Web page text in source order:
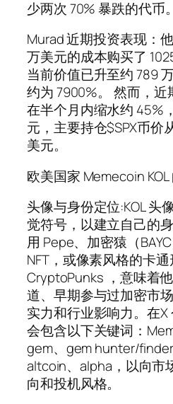
少两次 70% 暴跌的代币。
Murad 近期投资表现：
万美元的成本购买了
当前价值已升至约 789
约为 7900%。 然而，
在半个月内缩水约 45%
元，主要持仓$SPX币价
美元。
欧美国家 Memecoin
头像与身份定位:KOL 头
觉符号，以建立自己的
用 Pepe、加密猿（
NFT，或像素风格的卡
CryptoPunks ，意味着
道、早期参与过加密市
实力和行业影响力。在
会包含以下关键词：
gem、gem hunter/finder
altcoin、alpha，以向市
向和投机风格。